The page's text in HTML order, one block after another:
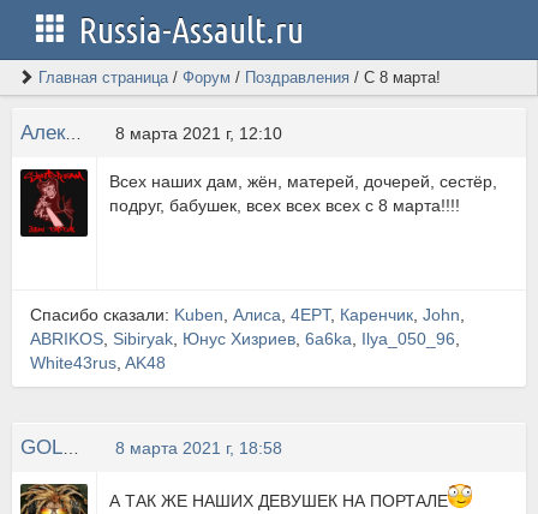
Russia-Assault.ru
Главная страница/ Форум / Поздравления / С 8 марта!
Алексей ТорТ 8 марта 2021 г, 12:10
Всех наших дам, жён, матерей, дочерей, сестёр,
подруг, бабушек, всех всех всех с 8 марта!!!!
Спасибо сказали: Kuben Алиса 4EPT, Каренчик John
ABRIKOS Sibiryak Юнус Хизриев 6a6ka Ilya_050_96
White43rus AK48
8 марта 2021 г, 18:58
А ТАК ЖЕ НАШИХ ДЕВУШЕК НА ПОРТАЛЕ